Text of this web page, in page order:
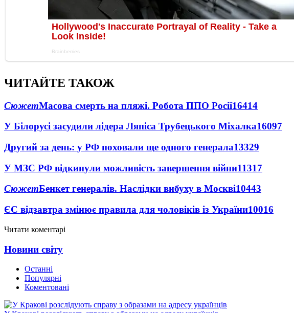
ЧИТАЙТЕ ТАКОЖ
СюжетМасова смерть на пляжі. Робота ППО Росії16414
У Білорусі засудили лідера Ляпіса Трубецького Міхалка16097
Другий за день: у РФ поховали ще одного генерала13329
У МЗС РФ відкинули можливість завершення війни11317
СюжетБенкет генералів. Наслідки вибуху в Москві10443
ЄС відзавтра змінює правила для чоловіків із України10016
Читати коментарі
Новини світу
Останні
Популярні
Коментовані